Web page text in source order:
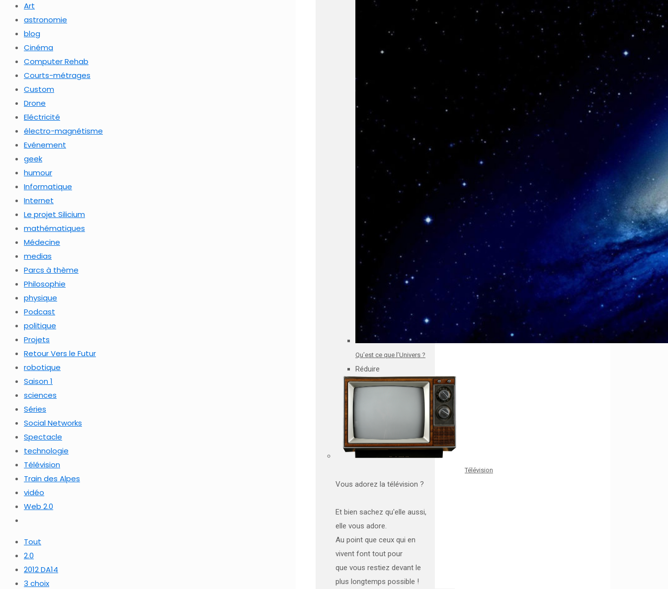
Qu’est ce que l’Univers ?
Réduire
Télévision
Vous adorez la télévision ?
Et bien sachez qu'elle aussi,
elle vous adore.
Au point que ceux qui en
vivent font tout pour
que vous restiez devant le
plus longtemps possible !
Art
astronomie
blog
Cinéma
Computer Rehab
Courts-métrages
Custom
Drone
Eléctricité
électro-magnétisme
Evénement
geek
humour
Informatique
Internet
Le projet Silicium
mathématiques
Médecine
medias
Parcs à thème
Philosophie
physique
Podcast
politique
Projets
Retour Vers le Futur
robotique
Saison 1
sciences
Séries
Social Networks
Spectacle
technologie
Télévision
Train des Alpes
vidéo
Web 2.0
Tout
2.0
2012 DA14
3 choix